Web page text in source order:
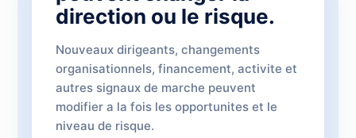
direction ou le risque.
Nouveaux dirigeants, changements
organisationnels, financement, activite et
autres signaux de marche peuvent
modifier a la fois les opportunites et le
niveau de risque.